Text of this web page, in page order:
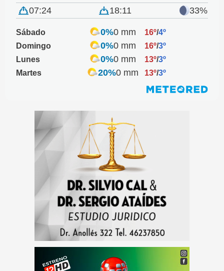
07:24 18:11 33%
Sábado 0%0 mm 16º/4º
Domingo
0%0 mm 16º/3º
Lunes
0%0 mm 13º/3º
Martes
20%0 mm 13º/3º